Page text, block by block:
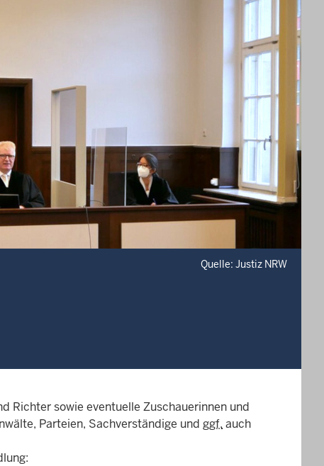
Quelle: Justiz NRW
Richter sowie eventuelle Zuschauerinnen und
Parteien, Sachverständige und ggf. auch